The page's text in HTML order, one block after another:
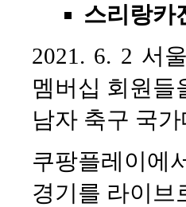
스리랑카
2021. 6. 2 서
멤버십 회원들
남자 축구 국
쿠팡플레이에
경기를 라이브